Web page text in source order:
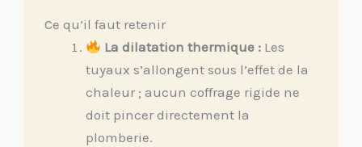
Ce qu’il faut retenir
La dilatation thermique : Les
tuyaux s’allongent sous l’effet de la
chaleur ; aucun coffrage rigide ne
doit pincer directement la
plomberie.